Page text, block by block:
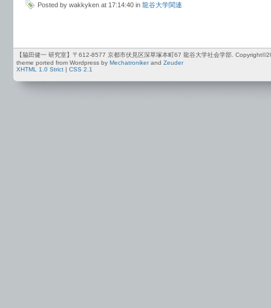
Posted by wakkyken at 17:14:40 in 龍谷大学関連
【脇田健一 研究室】〒612-8577 京都市伏見区深草塚本町67 龍谷大学社会学部.
theme ported from Wordpress by Mechatronikerand Zeuder
XHTML 1.0 Strict | CSS 2.1